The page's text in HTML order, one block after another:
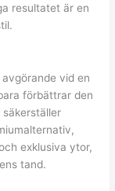
resultatet är en
vid en
förbättrar den
exklusiva ytor,
tand.